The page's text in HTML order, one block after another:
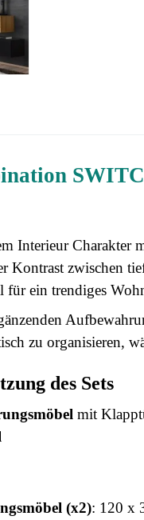
Interieur Charakter
Kontrast zwischen
für ein trendiges
zu organisieren,
des Sets
mit
(x2): 120 x